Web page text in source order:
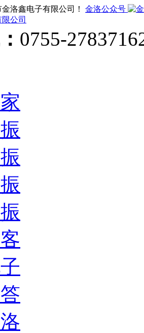
洛鑫电子有限公司！ 金洛公众号
0755-